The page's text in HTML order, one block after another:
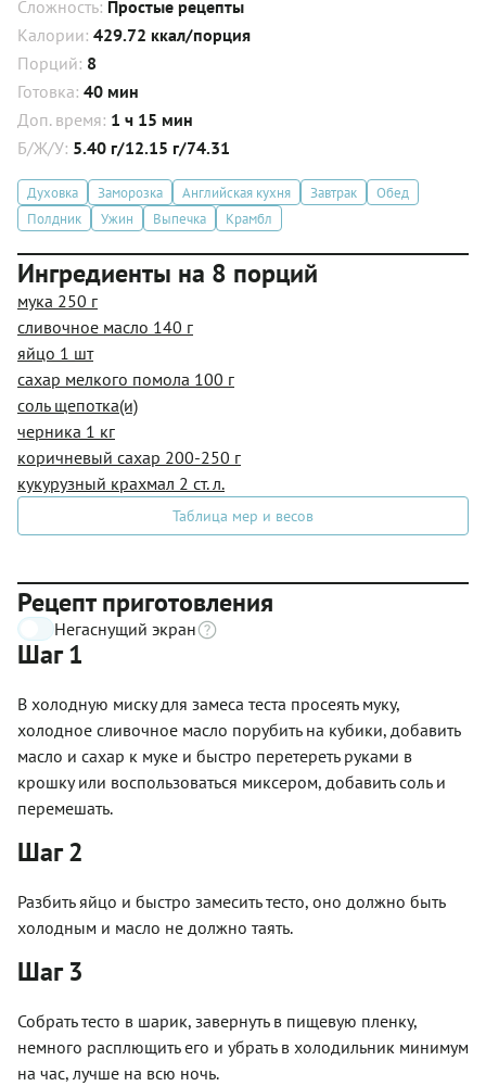
Сложность: Простые рецепты
Калории: 429.72 ккал/порция
Порций: 8
Готовка: 40 мин
Доп. время: 1 ч 15 мин
Б/Ж/У: 5.40 г/12.15 г/74.31
Духовка Заморозка Английская кухня Завтрак
Обед
Полдник
Ужин Выпечка Крамбл
Ингредиенты на 8 порций
мука 250 г
сливочное масло 140 г
яйцо 1 шт
сахар мелкого помола 100 г
соль щепотка(и)
черника 1 кг
коричневый сахар 200-250 г
кукурузный крахмал 2 ст. л.
Таблица мер и весов
Рецепт приготовления
Негаснущий экран
Шаг 1
В холодную миску для замеса теста просеять муку,
холодное сливочное масло порубить на кубики, добавить
масло и сахар к муке и быстро перетереть руками в
крошку или воспользоваться миксером, добавить соль и
перемешать.
Шаг 2
Разбить яйцо и быстро замесить тесто, оно должно быть
холодным и масло не должно таять.
Шаг 3
Собрать тесто в шарик, завернуть в пищевую пленку,
немного расплющить его и убрать в холодильник минимум
на час, лучше на всю ночь.